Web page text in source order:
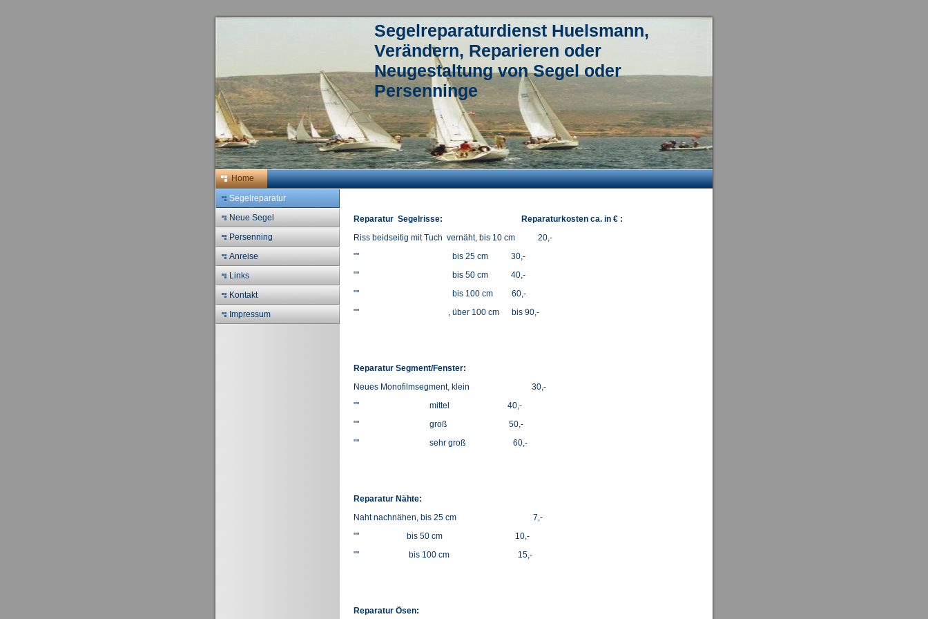
Segelreparaturdienst Huelsmann,
Verändern, Reparieren oder
Neugestaltung von Segel oder
Persenninge
Home
Segelreparatur
Neue Segel
Persenning
Anreise
Links
Kontakt
Impressum
Reparatur Segelrisse:
Reparaturkosten ca. in € :
Riss beidseitig mit Tuch vernäht, bis 10 cm 20,-
"" bis 25 cm 30,-
"" bis 50 cm 40,-
"" bis 100 cm 60,-
"" , über 100 cm bis 90,-
Reparatur Segment/Fenster:
Neues Monofilmsegment, klein 30,-
"" mittel 40,-
"" groß 50,-
"" sehr groß 60,-
Reparatur Nähte:
Naht nachnähen, bis 25 cm 7,-
"" bis 50 cm 10,-
"" bis 100 cm 15,-
Reparatur Ösen: